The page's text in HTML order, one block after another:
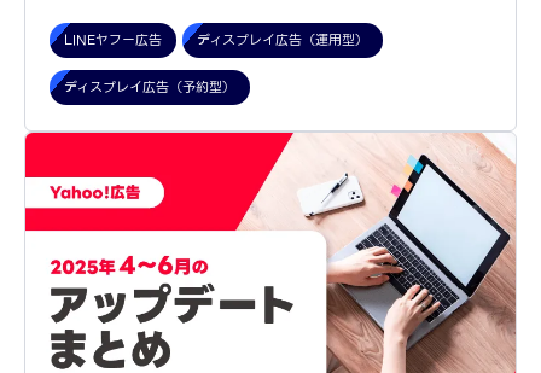
LINEヤフー広告 ディスプレイ広告（運用型）
ディスプレイ広告（予約型）